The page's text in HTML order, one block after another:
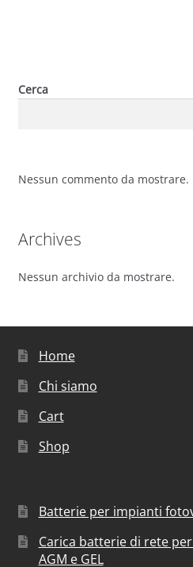
Cerca
Nessun commento da mostrare.
Archives
Nessun archivio da mostrare.
Home
Chi siamo
Cart
Shop
Batterie per impianti
Carica batterie di rete
AGM e GEL